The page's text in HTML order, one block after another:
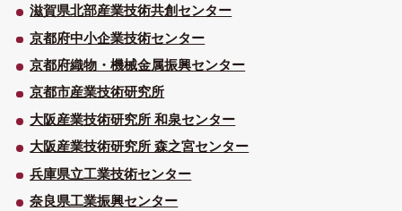
滋賀県北部産業技術共創センター
京都府中小企業技術センター
京都府織物・機械金属振興センター
京都市産業技術研究所
大阪産業技術研究所 和泉センター
大阪産業技術研究所 森之宮センター
兵庫県立工業技術センター
奈良県工業振興センター